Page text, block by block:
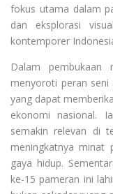
fokus utama dalam
dan eksplorasi
kontemporer
Dalam pembukaan
menyoroti peran
yang dapat
ekonomi nasional.
semakin relevan di
meningkatnya minat
gaya hidup.
ke-15 pameran ini